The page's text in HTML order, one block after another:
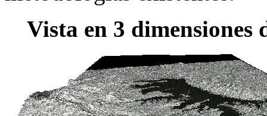
Vista en 3 dimensiones